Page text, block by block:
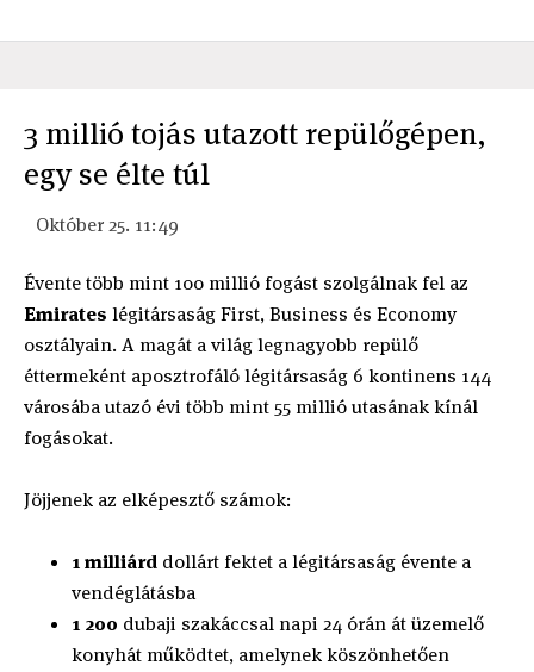
3 millió tojás utazott repülőgépen,
egy se élte túl
Október 25. 11:49
Évente több mint 100 millió fogást szolgálnak fel az
Emirates légitársaság First, Business és Economy
osztályain. A magát a világ legnagyobb repülő
éttermeként aposztrofáló légitársaság 6 kontinens 144
városába utazó évi több mint 55 millió utasának kínál
fogásokat.
Jöjjenek az elképesztő számok:
1 milliárd dollárt fektet a légitársaság évente a
vendéglátásba
1 200 dubaji szakáccsal napi 24 órán át üzemelő
konyhát működtet, amelynek köszönhetően